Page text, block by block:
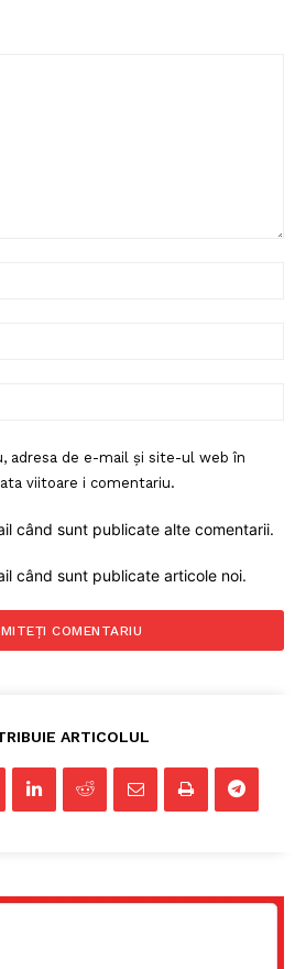
adresa de e-mail și site-ul web în
viitoare i comentariu.
când sunt publicate alte comentarii.
când sunt publicate articole noi.
ARTICOLUL